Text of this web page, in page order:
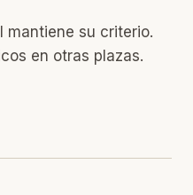
mantiene su criterio.
en otras plazas.